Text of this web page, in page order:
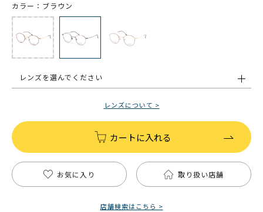
カラー：ブラウン
レンズを選んでください
レンズについて >
カートに入れる
お気に入り 取り扱い店舗
店舗検索はこちら >